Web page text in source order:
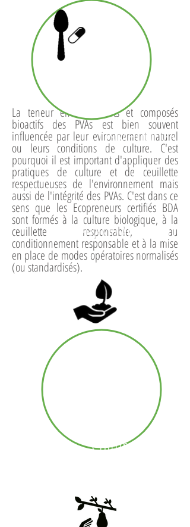
La teneur en nutriments et composés
bioactifs des PVAs est bien souvent
influencée par leur evironnement naturel
ou leurs conditions de culture. C'est
pourquoi il est important d'appliquer des
pratiques de culture et de ceuillette
respectueuses de l'environnement mais
aussi de l'intégrité des PVAs. C'est dans ce
sens que les Ecopreneurs certifiés BDA
sont formés à la culture biologique, à la
ceuillette responsable, au
conditionnement responsable et à la mise
en place de modes opératoires normalisés
(ou standardisés).
Culture
les bonnes pratiques
COSMÉTIQUES
BIOPHARMACEUTIQUES